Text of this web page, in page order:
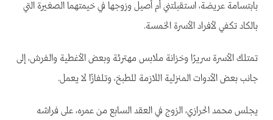
بابتسامة عريضة، استقبلتني أم أصيل وزوجها في خيمتهما الصغيرة التي
بالكاد تكفي لأفراد الأسرة الخمسة.
تمتلك الأسرة سريرًا وخزانة ملابس مهترئة وبعض الأغطية والفرش، إلى
جانب بعض الأدوات المنزلية اللازمة للطبخ، وتلفازًا لا يعمل.
يجلس محمد الحرازي، الزوج في العقد السابع من عمره، على فراشه